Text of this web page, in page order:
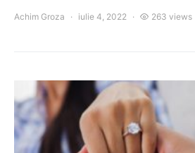
Achim Groza iulie 4, 2022 263 views